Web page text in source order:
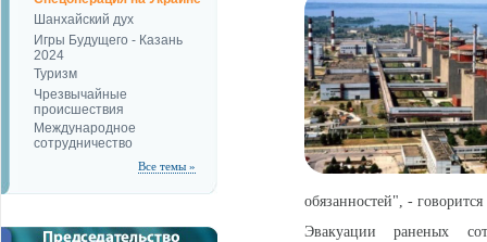
Шанхайский дух
Игры Будущего - Казань
2024
Туризм
Чрезвычайные
происшествия
Международное
сотрудничество
Все темы »
обязанностей", -
Эвакуации раненых